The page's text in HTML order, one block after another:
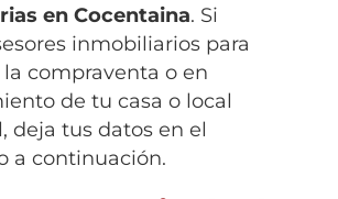
en Cocentaina. Si
inmobiliarios para
compraventa o en
de tu casa o local
deja tus datos en el
a continuación.